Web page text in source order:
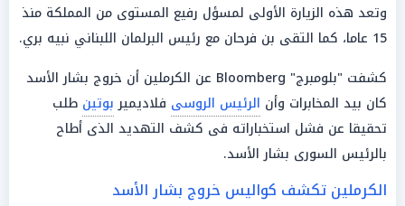
وتعد هذه الزيارة الأولى لمسؤل رفيع المستوى من المملكة منذ
15 عاما، كما التقى بن فرحان مع رئيس البرلمان اللبناني نبيه بري.
كشفت "بلومبرج" Bloomberg عن الكرملين أن خروج بشار الأسد
كان بيد المخابرات وأن الرئيس الروسى فلاديميربوتين طلب
تحقيقا عن فشل استخباراته فى كشف التهديد الذى أطاح
بالرئيس السورى بشار الأسد.
الكرملين تكشف كواليس خروج بشار الأسد